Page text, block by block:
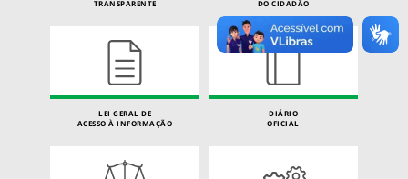
TRANSPARENTE
DO CIDADÃO
LEI GERAL DE
ACESSO À INFORMAÇÃO
DIÁRIO
OFICIAL